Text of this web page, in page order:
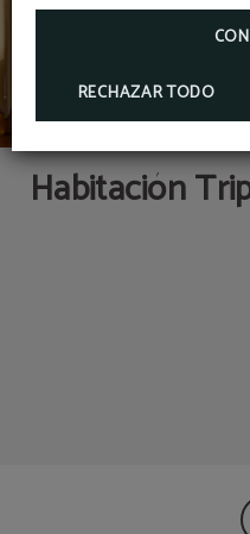
RECHAZAR TODO
Habitación